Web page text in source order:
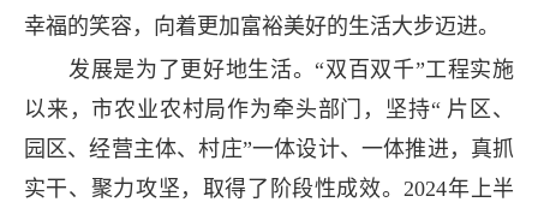
幸福的笑容，向着更加富裕美好的生活大步迈进。
发展是为了更好地生活。“双百双千”工程实施
以来，市农业农村局作为牵头部门，坚持“ 片区、
园区、经营主体、村庄”一体设计、一体推进，真抓
实干、聚力攻坚，取得了阶段性成效。2024年上半